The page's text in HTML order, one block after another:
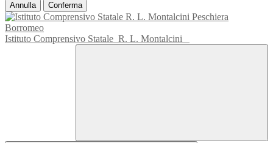
Annulla Conferma
Istituto Comprensivo Statale R. L. Montalcini